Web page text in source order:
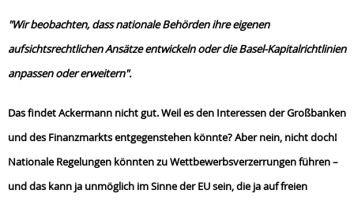
"Wir beobachten, dass nationale Behörden ihre eigenen
aufsichtsrechtlichen Ansätze entwickeln oder die Basel-Kapitalrichtlinien
anpassen oder erweitern".
Das findet Ackermann nicht gut. Weil es den Interessen der Großbanken
und des Finanzmarkts entgegenstehen könnte? Aber nein, nicht doch!
Nationale Regelungen könnten zu Wettbewerbsverzerrungen führen –
und das kann ja unmöglich im Sinne der EU sein, die ja auf freien